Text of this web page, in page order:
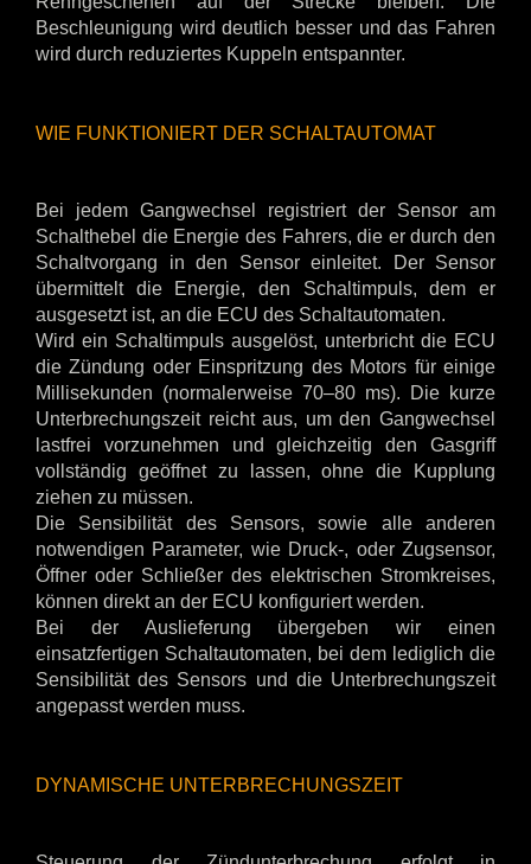
Beschleunigung wird deutlich besser und das Fahren
wird durch reduziertes Kuppeln entspannter.
WIE FUNKTIONIERT DER SCHALTAUTOMAT
Bei jedem Gangwechsel registriert der Sensor am
Schalthebel die Energie des Fahrers, die er durch den
Schaltvorgang in den Sensor einleitet. Der Sensor
übermittelt die Energie, den Schaltimpuls, dem er
ausgesetzt ist, an die ECU des Schaltautomaten.
Wird ein Schaltimpuls ausgelöst, unterbricht die ECU
die Zündung oder Einspritzung des Motors für einige
Millisekunden (normalerweise 70–80 ms). Die kurze
Unterbrechungszeit reicht aus, um den Gangwechsel
lastfrei vorzunehmen und gleichzeitig den Gasgriff
vollständig geöffnet zu lassen, ohne die Kupplung
ziehen zu müssen.
Die Sensibilität des Sensors, sowie alle anderen
notwendigen Parameter, wie Druck-, oder Zugsensor,
Öffner oder Schließer des elektrischen Stromkreises,
können direkt an der ECU konfiguriert werden.
Bei der Auslieferung übergeben wir einen
einsatzfertigen Schaltautomaten, bei dem lediglich die
Sensibilität des Sensors und die Unterbrechungszeit
angepasst werden muss.
DYNAMISCHE UNTERBRECHUNGSZEIT